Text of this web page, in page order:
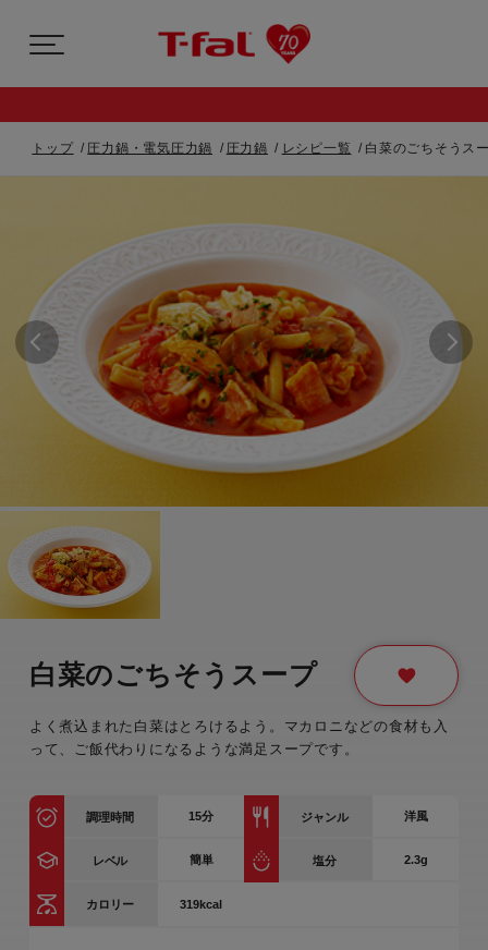
トップ 圧力鍋・電気圧力鍋 圧力鍋 レシピ一覧 白菜のごちそうス
白菜のごちそうスープ
よく煮込まれた白菜はとろけるよう。マカロニなどの食材も入
って、ご飯代わりになるような満足スープです。
調理時間 15分 ジャンル 洋風
レベル 簡単 塩分 2.3g
カロリー 319kcal